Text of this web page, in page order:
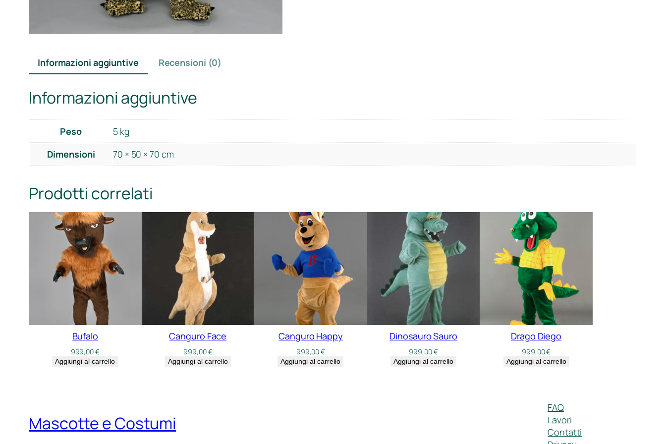
Informazioni aggiuntive Recensioni (0)
Informazioni aggiuntive
Peso
5 kg
Dimensioni
70 × 50 × 70 cm
Prodotti correlati
Bufalo
999,00€
Aggiungi al carrello
Canguro Face
999,00€
Aggiungi al carrello
Canguro Happy
999,00€
Aggiungi al carrello
Dinosauro Sauro
999,00€
Aggiungi al carrello
Drago Diego
999,00€
Aggiungi al carrello
Mascotte e Costumi
FAQ
Lavori
Contatti